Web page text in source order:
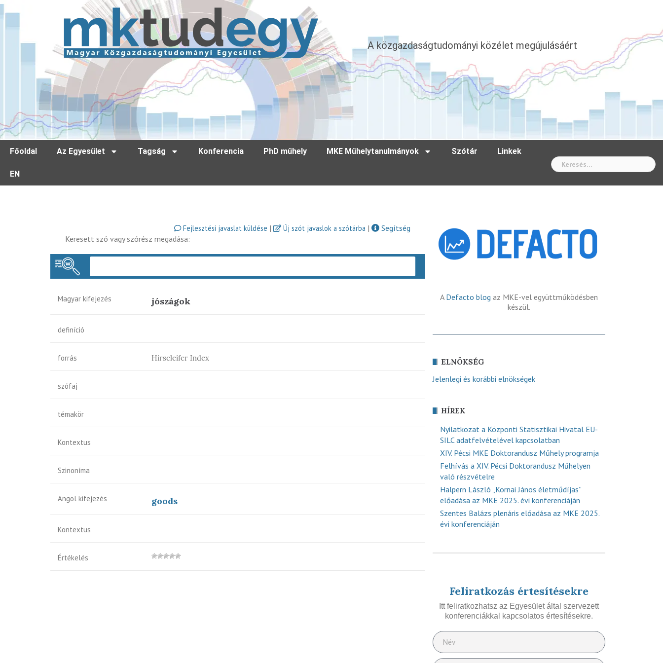
A közgazdaságtudományi közélet megújulásáért
Főoldal Az Egyesület Tagság Konferencia PhD műhely MKE Műhelytanulmányok Szótár Linkek
EN
Fejlesztési javaslat küldése | Új szót javaslok a szótárba |
Segítség
Keresett szó vagy szórész megadása:
Magyar kifejezés jószágok
definíció
forrás Hirscleifer Index
szófaj
témakör
Kontextus
Szinoníma
Angol kifejezés goods
Kontextus
Értékelés
A Defacto blog az MKE-vel együttműködésben
készül.
ELNÖKSÉG
Jelenlegi és korábbi elnökségek
HÍREK
Nyilatkozat a Központi Statisztikai Hivatal EU-
SILC adatfelvételével kapcsolatban
XIV. Pécsi MKE Doktorandusz Műhely programja
Felhívás a XIV. Pécsi Doktorandusz Műhelyen
való részvételre
Halpern László „Kornai János életműdíjas”
előadása az MKE 2025. évi konferenciáján
Szentes Balázs plenáris előadása az MKE 2025.
évi konferenciáján
Feliratkozás értesítésekre
Itt feliratkozhatsz az Egyesület által szervezett
konferenciákkal kapcsolatos értesítésekre.